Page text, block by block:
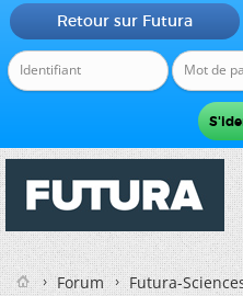
Retour sur Futura
Forum
Futura-